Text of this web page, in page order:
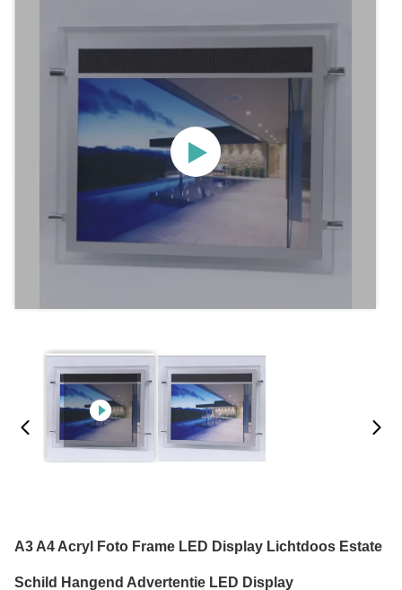
A3 A4 Acryl Foto Frame LED Display Lichtdoos Estate
Schild Hangend Advertentie LED Display